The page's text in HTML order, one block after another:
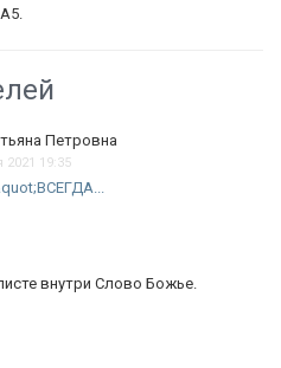
Петровна
19:35
внутри Слово Божье.